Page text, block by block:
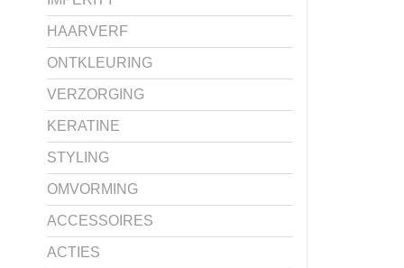
HAARVERF
ONTKLEURING
VERZORGING
KERATINE
STYLING
OMVORMING
ACCESSOIRES
ACTIES